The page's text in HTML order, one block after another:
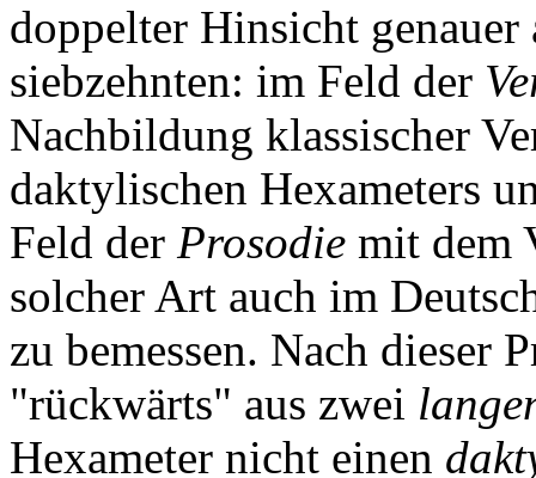
doppelter Hinsicht
siebzehnten: im Feld der
Nachbildung klassischer
daktylischen Hexameters
Feld der Prosodie mit dem
solcher Art auch im
zu bemessen. Nach dieser
"rückwärts" aus zwei
Hexameter nicht einen